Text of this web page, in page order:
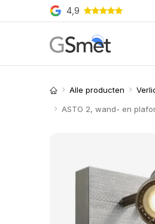
Overslaan naar inhoud
4,9
Alle producten
ASTO 2, wand- en